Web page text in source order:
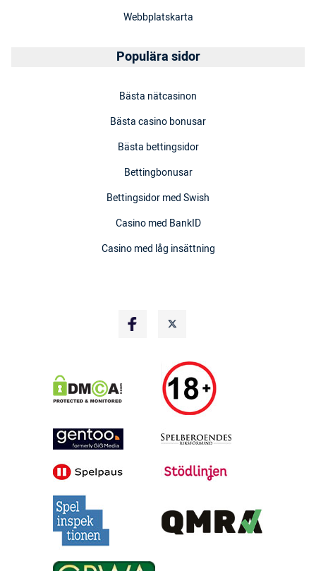
Webbplatskarta
Populära sidor
Bästa nätcasinon
Bästa casino bonusar
Bästa bettingsidor
Bettingbonusar
Bettingsidor med Swish
Casino med BankID
Casino med låg insättning